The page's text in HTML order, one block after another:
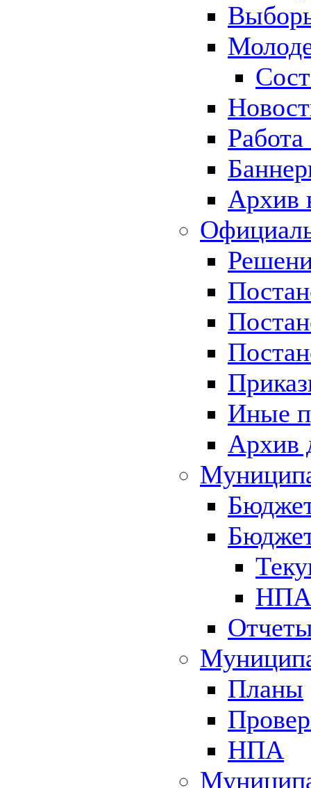
Архив
Иные
Архив
НПА
Планы
НПА